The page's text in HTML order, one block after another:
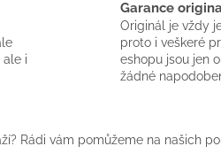
ale i
Garance
Originál je vždy
proto i veškeré
eshopu jsou jen
žádné
Rádi vám pomůžeme na našich